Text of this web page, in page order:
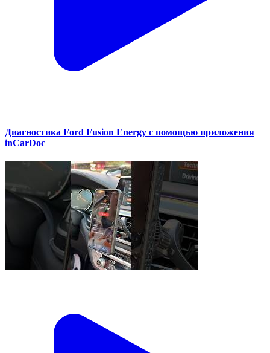
Диагностика Ford Fusion Energy с помощью приложения
inCarDoc